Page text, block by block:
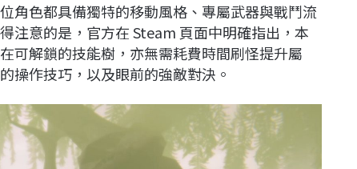
角色都具備獨特的移動風格、專屬武器與戰鬥流
注意的是，官方在 Steam 頁面中明確指出，本
可解鎖的技能樹，亦無需耗費時間刷怪提升屬
操作技巧，以及眼前的強敵對決。